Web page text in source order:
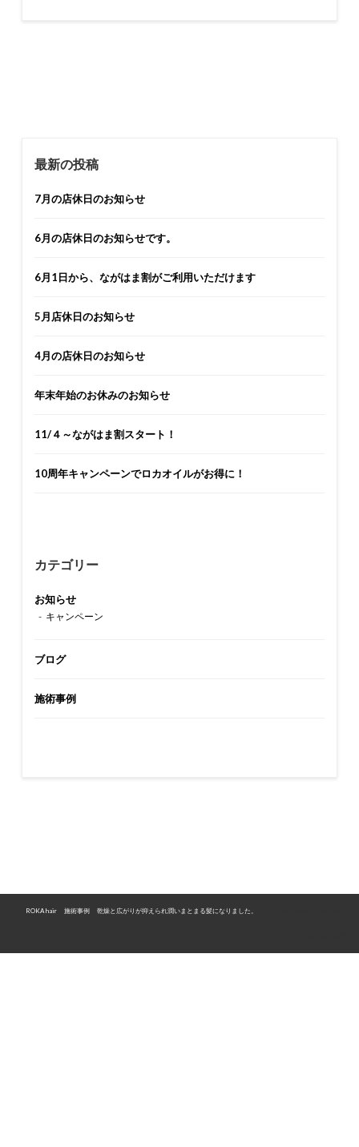
最新の投稿
7月の店休日のお知らせ
6月の店休日のお知らせです。
6月1日から、ながはま割がご利用いただけます
5月店休日のお知らせ
4月の店休日のお知らせ
年末年始のお休みのお知らせ
11/４～ながはま割スタート！
10周年キャンペーンでロカオイルがお得に！
カテゴリー
お知らせ
キャンペーン
ブログ
施術事例
ROKA hair 施術事例 乾燥と広がりが抑えられ潤いまとまる髪になりました。